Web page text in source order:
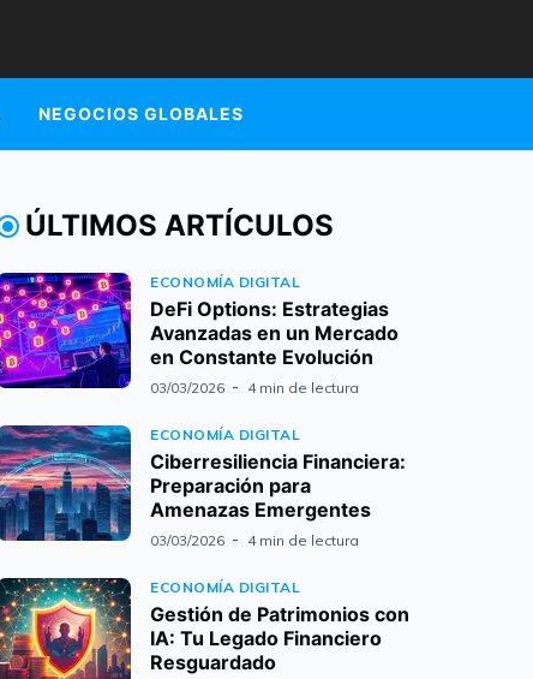
NEGOCIOS GLOBALES
ÚLTIMOS ARTÍCULOS
ECONOMÍA DIGITAL
DeFi Options: Estrategias
Avanzadas en un Mercado
en Constante Evolución
03/03/2026 4 min de lectura
ECONOMÍA DIGITAL
Ciberresiliencia Financiera:
Preparación para
Amenazas Emergentes
03/03/2026 4 min de lectura
ECONOMÍA DIGITAL
Gestión de Patrimonios con
IA: Tu Legado Financiero
Resguardado